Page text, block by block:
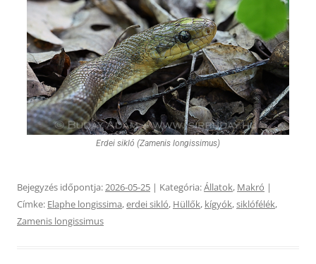
Erdei sikló (Zamenis longissimus)
Bejegyzés időpontja:2026-05-25 | Kategória:Állatok, Makró |
Címke: Elaphe longissima,erdei sikló, Hüllők, kígyók,siklófélék,
Zamenis longissimus